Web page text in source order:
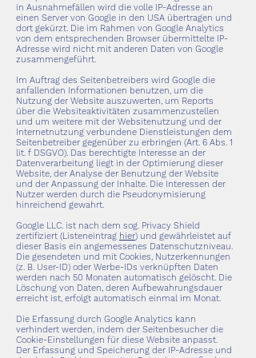
in Ausnahmefällen wird die volle IP-Adresse an
einen Server von Google in den USA übertragen und
dort gekürzt. Die im Rahmen von Google Analytics
von dem entsprechenden Browser übermittelte IP-
Adresse wird nicht mit anderen Daten von Google
zusammengeführt.
Im Auftrag des Seitenbetreibers wird Google die
anfallenden Informationen benutzen, um die
Nutzung der Website auszuwerten, um Reports
über die Websiteaktivitäten zusammenzustellen
und um weitere mit der Websitenutzung und der
Internetnutzung verbundene Dienstleistungen dem
Seitenbetreiber gegenüber zu erbringen (Art. 6 Abs. 1
lit. f DSGVO). Das berechtigte Interesse an der
Datenverarbeitung liegt in der Optimierung dieser
Website, der Analyse der Benutzung der Website
und der Anpassung der Inhalte. Die Interessen der
Nutzer werden durch die Pseudonymisierung
hinreichend gewahrt.
Google LLC. ist nach dem sog. Privacy Shield
zertifiziert (Listeneintrag hier) und gewährleistet auf
dieser Basis ein angemessenes Datenschutzniveau.
Die gesendeten und mit Cookies, Nutzerkennungen
(z. B. User-ID) oder Werbe-IDs verknüpften Daten
werden nach 50 Monaten automatisch gelöscht. Die
Löschung von Daten, deren Aufbewahrungsdauer
erreicht ist, erfolgt automatisch einmal im Monat.
Die Erfassung durch Google Analytics kann
verhindert werden, indem der Seitenbesucher die
Cookie-Einstellungen für diese Website anpasst.
Der Erfassung und Speicherung der IP-Adresse und